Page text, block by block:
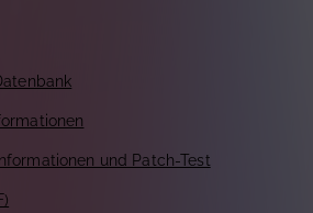
und Patch-Test